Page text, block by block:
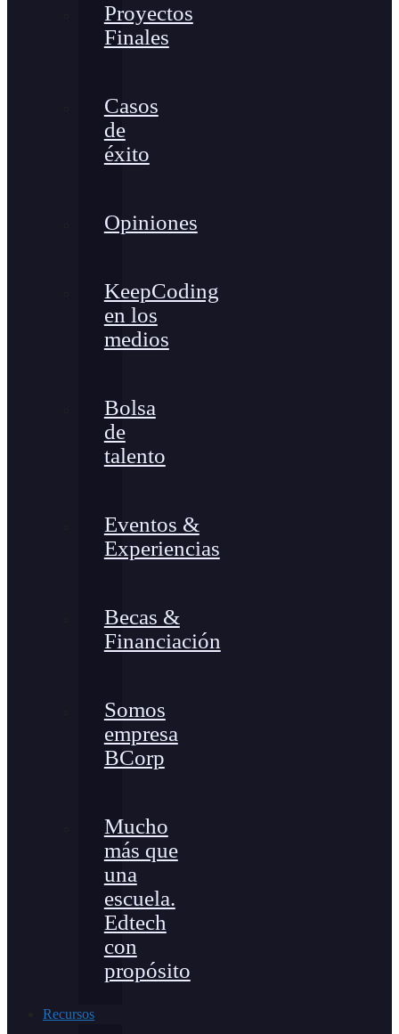
Proyectos
Finales
Casos
de
éxito
Opiniones
KeepCoding
en los
medios
Bolsa
de
talento
Eventos &
Experiencias
Becas &
Financiación
Somos
empresa
BCorp
Mucho
más que
una
escuela.
Edtech
con
propósito
Recursos